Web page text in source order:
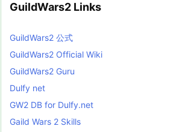
GuildWars2 Links
GuildWars2 公式
GuildWars2 Official Wiki
GuildWars2 Guru
Dulfy net
GW2 DB for Dulfy.net
Gaild Wars 2 Skills